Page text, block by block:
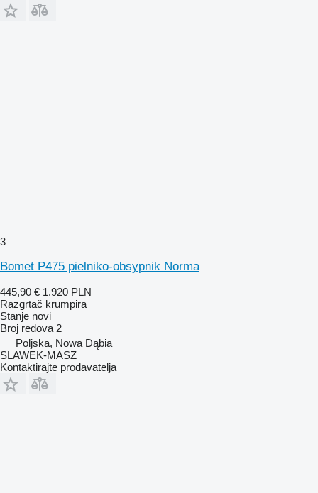
3
Bomet P475 pielniko-obsypnik Norma
445,90 € 1.920 PLN
Razgrtač krumpira
Stanje novi
Broj redova 2
Poljska, Nowa Dąbia
SLAWEK-MASZ
Kontaktirajte prodavatelja